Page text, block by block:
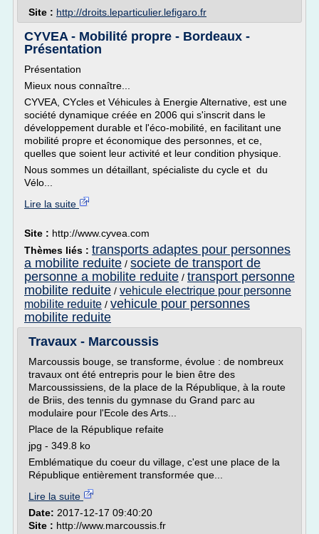
Site : http://droits.leparticulier.lefigaro.fr
CYVEA - Mobilité propre - Bordeaux -
Présentation
Présentation
Mieux nous connaître...
CYVEA, CYcles et Véhicules à Energie Alternative, est une
société dynamique créée en 2006 qui s'inscrit dans le
développement durable et l'éco-mobilité, en facilitant une
mobilité propre et économique des personnes, et ce,
quelles que soient leur activité et leur condition physique.
Nous sommes un détaillant, spécialiste du cycle et du
Vélo...
Lire la suite
Site : http://www.cyvea.com
Thèmes liés : transports adaptes pour personnes
a mobilite reduite / societe de transport de
personne a mobilite reduite / transport personne
mobilite reduite / vehicule electrique pour personne
mobilite reduite / vehicule pour personnes
mobilite reduite
Travaux - Marcoussis
Marcoussis bouge, se transforme, évolue : de nombreux
travaux ont été entrepris pour le bien être des
Marcoussissiens, de la place de la République, à la route
de Briis, des tennis du gymnase du Grand parc au
modulaire pour l'Ecole des Arts...
Place de la République refaite
jpg - 349.8 ko
Emblématique du coeur du village, c'est une place de la
République entièrement transformée que...
Lire la suite
Date: 2017-12-17 09:40:20
Site : http://www.marcoussis.fr